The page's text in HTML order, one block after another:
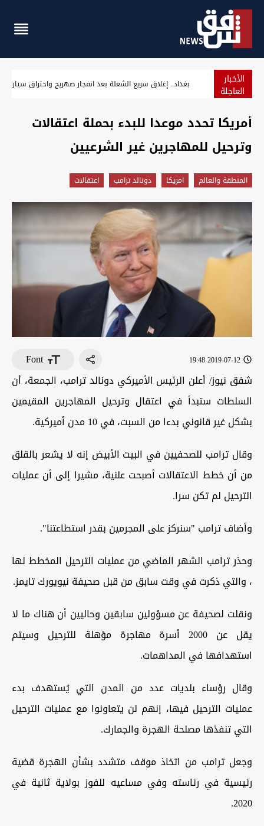
الأخبار
العاجلة رجل دين إيراني "يفتي" بقتل غير المحجبات والقضاء يستدعيه
أمريكا تحدد موعدا للبدء بحملة اعتقالات
وترحيل للمهاجرين غير الشرعيين
المنطقة والعالم امريكا دونالد ترامب اعتقالات
2019-07-12 19:48
Font
شفق نيوز/ أعلن الرئيس الأميركي دونالد ترامب، الجمعة، أن
السلطات ستبدأ في اعتقال وترحيل المهاجرين المقيمين
بشكل غير قانوني بدءا من السبت، في 10 مدن أميركية.
وقال ترامب للصحفيين في البيت الأبيض إنه لا يشعر بالقلق
من أن خطط الاعتقالات أصبحت علنية، مشيرا إلى أن عمليات
الترحيل لم تكن سرا.
وأضاف ترامب "سنركز على المجرمين بقدر استطاعتنا".
وحذر ترامب الشهر الماضي من عمليات الترحيل المخطط لها
، والتي ذكرت في وقت سابق من قبل صحيفة نيويورك تايمز.
ونقلت لصحيفة عن مسؤولين سابقين وحاليين أن هناك ما لا
يقل عن 2000 أسرة مهاجرة مؤهلة للترحيل وسيتم
استهدافها في المداهمات.
وقال رؤساء بلديات عدد من المدن التي يُستهدف بدء
عمليات الترحيل فيها، إنهم لن يتعاونوا مع عمليات الترحيل
التي تنفذها مصلحة الهجرة والجمارك.
وجعل ترامب من اتخاذ موقف متشدد بشأن الهجرة قضية
رئيسية في رئاسته وفي مساعيه للفوز بولاية ثانية في
2020.